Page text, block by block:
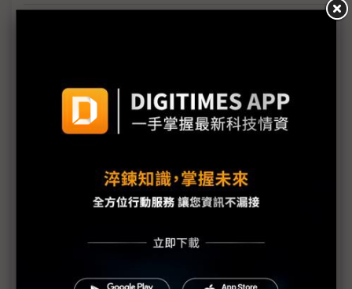
隆重展出
避免工廠成為駭客組織的提款機 智慧製造資安防護不
可輕忽
無畏疫情衝擊 史陶比爾強勢展出
自動化展亮點 洛克威爾與所羅門打造資訊完善戰情